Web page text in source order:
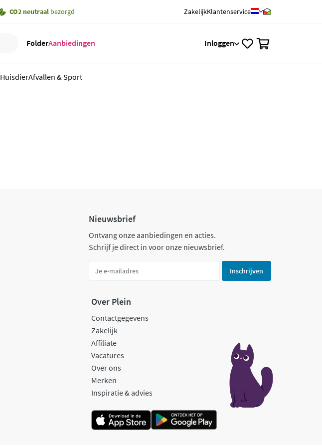
CO2 neutraal bezorgd ZakelijkKlantenservice
FolderAanbiedingen Inloggen
HuisdierAfvallen & Sport
Nieuwsbrief
Ontvang onze aanbiedingen en acties.
Schrijf je direct in voor onze nieuwsbrief.
Inschrijven
Over Plein
Contactgegevens
Zakelijk
Affiliate
Vacatures
Over ons
Merken
Inspiratie & advies